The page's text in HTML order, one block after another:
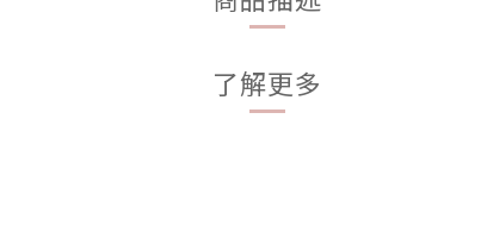
了解更多